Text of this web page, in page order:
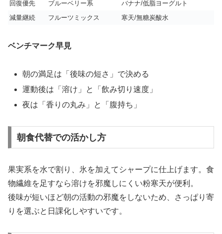
回復優先 ブルーベリー系
バナナ/低脂ヨーグルト
減量継続
フルーツミックス 寒天/無糖炭酸水
ベンチマーク早見
朝の満足は「後味の短さ」で決める
運動後は「溶け」と「飲み切り速度」
夜は「香りの丸み」と「腹持ち」
朝食代替での活かし方
果実系を水で割り、氷を加えてシャープに仕上げます。食
物繊維を足すなら溶けを邪魔しにくい粉寒天が便利。
後味が短いほど朝の活動の邪魔をしないため、さっぱり寄
りを選ぶと日課化しやすいです。